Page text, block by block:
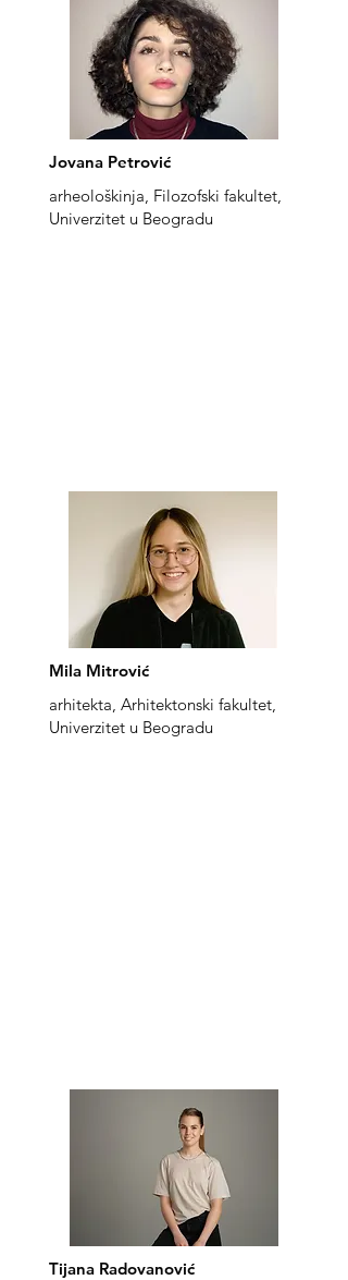
Jovana Petrović
arheološkinja, Filozofski fakultet,
Univerzitet u Beogradu
Mila Mitrović
arhitekta, Arhitektonski fakultet,
Univerzitet u Beogradu
Tijana Radovanović